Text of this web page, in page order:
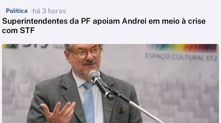
Política há 3 horas
Superintendentes da PF apoiam Andrei em meio à crise
com STF